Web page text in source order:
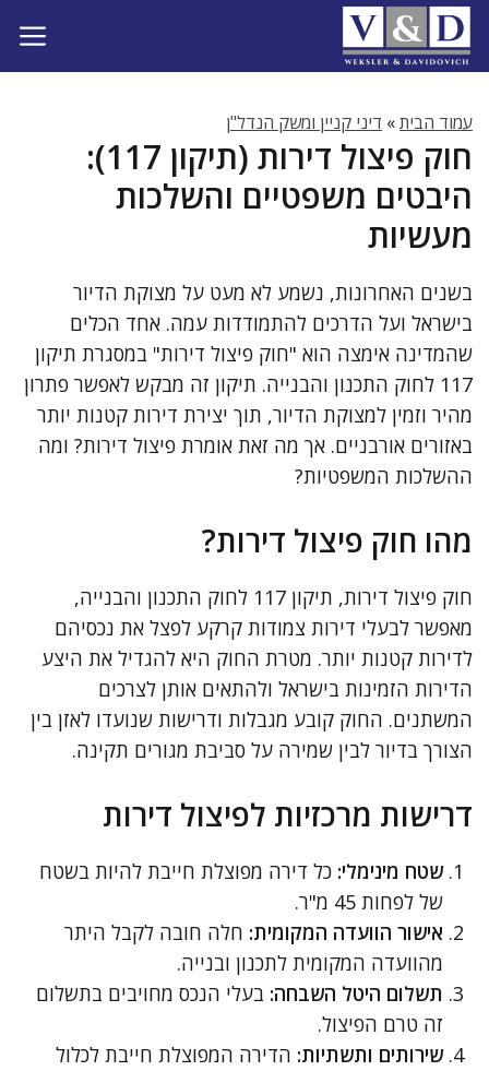
לדלג
לתוכן
עמוד הבית» דיני קניין ומשק הנדל"ן
חוק פיצול דירות (תיקון 117):
היבטים משפטיים והשלכות
מעשיות
בשנים האחרונות, נשמע לא מעט על מצוקת הדיור
בישראל ועל הדרכים להתמודדות עמה. אחד הכלים
שהמדינה אימצה הוא "חוק פיצול דירות" במסגרת תיקון
117 לחוק התכנון והבנייה. תיקון זה מבקש לאפשר פתרון
מהיר וזמין למצוקת הדיור, תוך יצירת דירות קטנות יותר
באזורים אורבניים. אך מה זאת אומרת פיצול דירות? ומה
ההשלכות המשפטיות?
מהו חוק פיצול דירות?
חוק פיצול דירות, תיקון 117 לחוק התכנון והבנייה,
מאפשר לבעלי דירות צמודות קרקע לפצל את נכסיהם
לדירות קטנות יותר. מטרת החוק היא להגדיל את היצע
הדירות הזמינות בישראל ולהתאים אותן לצרכים
המשתנים. החוק קובע מגבלות ודרישות שנועדו לאזן בין
הצורך בדיור לבין שמירה על סביבת מגורים תקינה.
דרישות מרכזיות לפיצול דירות
שטח מינימלי: כל דירה מפוצלת חייבת להיות בשטח
של לפחות 45 מ"ר.
אישור הוועדה המקומית: חלה חובה לקבל היתר
מהוועדה המקומית לתכנון ובנייה.
תשלום היטל השבחה: בעלי הנכס מחויבים בתשלום
זה טרם הפיצול.
שירותים ותשתיות: הדירה המפוצלת חייבת לכלול